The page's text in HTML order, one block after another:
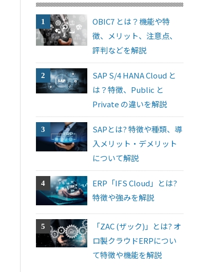
OBIC7 とは？機能や特
徴、メリット、注意点、
評判などを解説
SAP S/4 HANA Cloud と
は？特徴、Public と
Private の違いを解説
SAPとは? 特徴や種類、導
入メリット・デメリット
について解説
ERP「IFS Cloud」とは?
特徴や強みを解説
「ZAC (ザック)」とは? オ
ロ製クラウドERPについ
て特徴や機能を解説